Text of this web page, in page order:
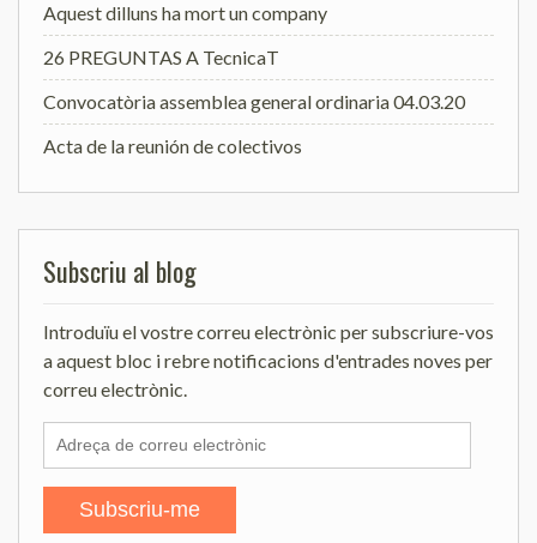
Aquest dilluns ha mort un company
26 PREGUNTAS A TecnicaT
Convocatòria assemblea general ordinaria 04.03.20
Acta de la reunión de colectivos
Subscriu al blog
Introduïu el vostre correu electrònic per subscriure-vos
a aquest bloc i rebre notificacions d'entrades noves per
correu electrònic.
Adreça
de
correu
electrònic
Subscriu-me